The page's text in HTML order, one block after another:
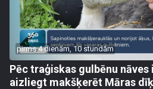
pirms 4 dienām, 10 stundām
Pēc traģiskas gulbēnu
aizliegt makšķerēt Māras